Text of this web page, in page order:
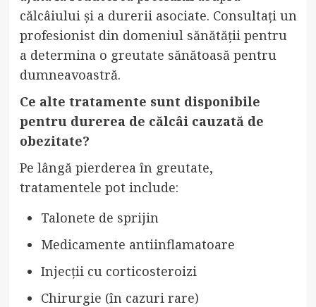
călcâiului și a durerii asociate. Consultați un
profesionist din domeniul sănătății pentru
a determina o greutate sănătoasă pentru
dumneavoastră.
Ce alte tratamente sunt disponibile
pentru durerea de călcâi cauzată de
obezitate?
Pe lângă pierderea în greutate,
tratamentele pot include:
Talonete de sprijin
Medicamente antiinflamatoare
Injecții cu corticosteroizi
Chirurgie (în cazuri rare)